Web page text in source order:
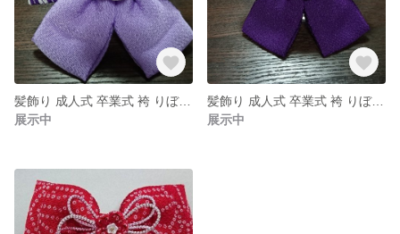
髪飾り 成人式 卒業式 袴 りぼん つまみ細工
展示中
髪飾り 成人式 卒業式 袴 りぼん つまみ細工
展示中